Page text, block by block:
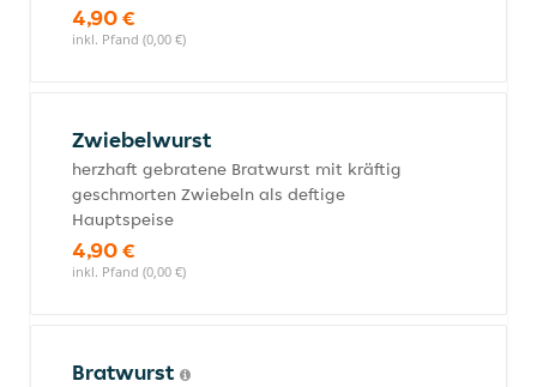
4,90 €
inkl. Pfand (0,00 €)
Zwiebelwurst
herzhaft gebratene Bratwurst mit kräftig
geschmorten Zwiebeln als deftige
Hauptspeise
4,90 €
inkl. Pfand (0,00 €)
Bratwurst